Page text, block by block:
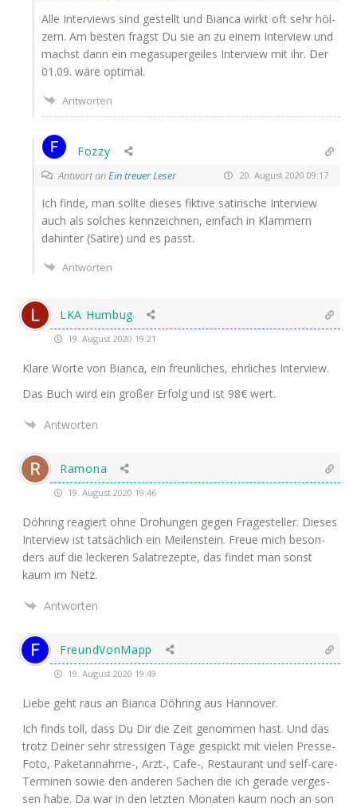
Alle Inter­views sind gestellt und Bian­ca wirkt oft sehr höl­
zern. Am bes­ten fragst Du sie an zu einem Inter­view und
machst dann ein mega­su­per­gei­les Inter­view mit ihr. Der
01.09. wäre optimal.
Antworten
Fozzy
Antwort anEin treuer Leser 20. August 2020 09:17
Ich fin­de, man soll­te die­ses fik­ti­ve sati­ri­sche Inter­view
auch als sol­ches kenn­zeich­nen, ein­fach in Klam­mern
dahin­ter (Sati­re) und es passt.
Antworten
LKA Humbug
19. August 2020 19:21
Kla­re Wor­te von Bian­ca, ein freun­li­ches, ehr­li­ches Interview.
Das Buch wird ein gro­ßer Erfolg und ist 98€ wert.
Antworten
Ramona
19. August 2020 19:46
Döh­ring reagiert ohne Dro­hun­gen gegen Fra­ge­stel­ler. Die­ses
Inter­view ist tat­säch­lich ein Mei­len­stein. Freue mich beson­
ders auf die lecke­ren Salat­re­zep­te, das fin­det man sonst
kaum im Netz.
Antworten
FreundVonMapp
19. August 2020 19:49
Lie­be geht raus an Bian­ca Döh­ring aus Hannover.
Ich finds toll, dass Du Dir die Zeit genom­men hast. Und das
trotz Dei­ner sehr stres­si­gen Tage gespickt mit vie­len Pres­se-
Foto, Paketannahme‑, Arzt‑, Cafe‑, Restau­rant und self-care-
Ter­mi­nen sowie den ande­ren Sachen die ich gera­de ver­ges­
sen habe. Da war in den letz­ten Mona­ten kaum noch an son